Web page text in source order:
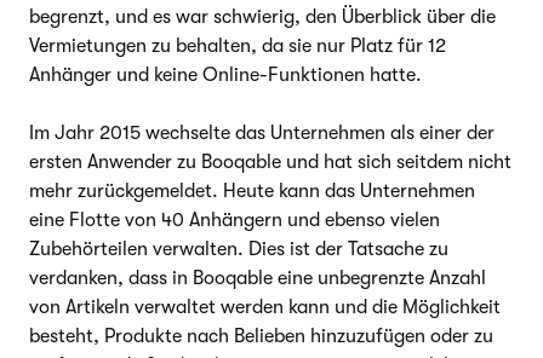
begrenzt, und es war schwierig, den Überblick über die
Vermietungen zu behalten, da sie nur Platz für 12
Anhänger und keine Online-Funktionen hatte.
Im Jahr 2015 wechselte das Unternehmen als einer der
ersten Anwender zu Booqable und hat sich seitdem nicht
mehr zurückgemeldet. Heute kann das Unternehmen
eine Flotte von 40 Anhängern und ebenso vielen
Zubehörteilen verwalten. Dies ist der Tatsache zu
verdanken, dass in Booqable eine unbegrenzte Anzahl
von Artikeln verwaltet werden kann und die Möglichkeit
besteht, Produkte nach Belieben hinzuzufügen oder zu